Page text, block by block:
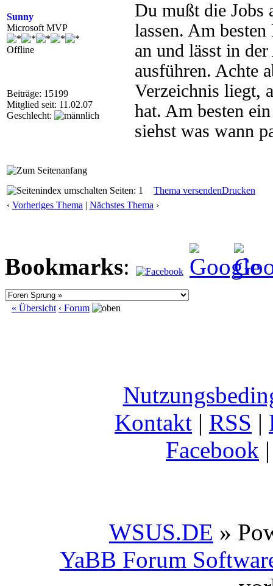
Sunny
Microsoft MVP
Offline
Beiträge: 15199
Mitglied seit: 11.02.07
Geschlecht:
Du mußt die Jobs
lassen. Am
an und lässt in
ausführen. Achte
Verzeichnis liegt,
hat. Am besten
siehst was wann
Seiten: 1 Thema versendenDrucken
‹ Vorheriges Thema | Nächstes Thema ›
Bookmarks:
« Übersicht ‹ Forum
Kontakt | RSS |
Facebook
WSUS.DE »
YaBB Forum